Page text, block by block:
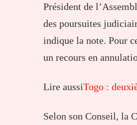
Président de
des poursuites
indique la note. Pour
un recours en
Lire aussiTogo :
Selon son Conseil, la